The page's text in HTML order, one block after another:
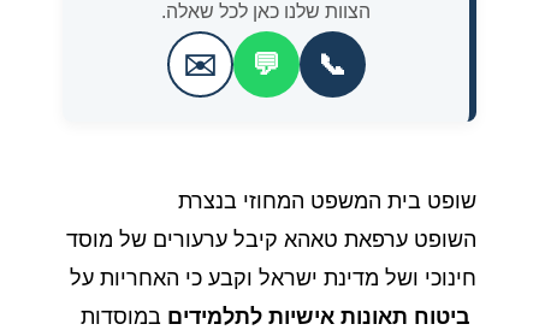
הצוות שלנו כאן לכל שאלה.
📞
💬
✉️
שופט בית המשפט המחוזי בנצרת
השופט ערפאת טאהא קיבל ערעורים של מוסד
חינוכי ושל מדינת ישראל וקבע כי האחריות על
ביטוח תאונות אישיות לתלמידים במוסדות